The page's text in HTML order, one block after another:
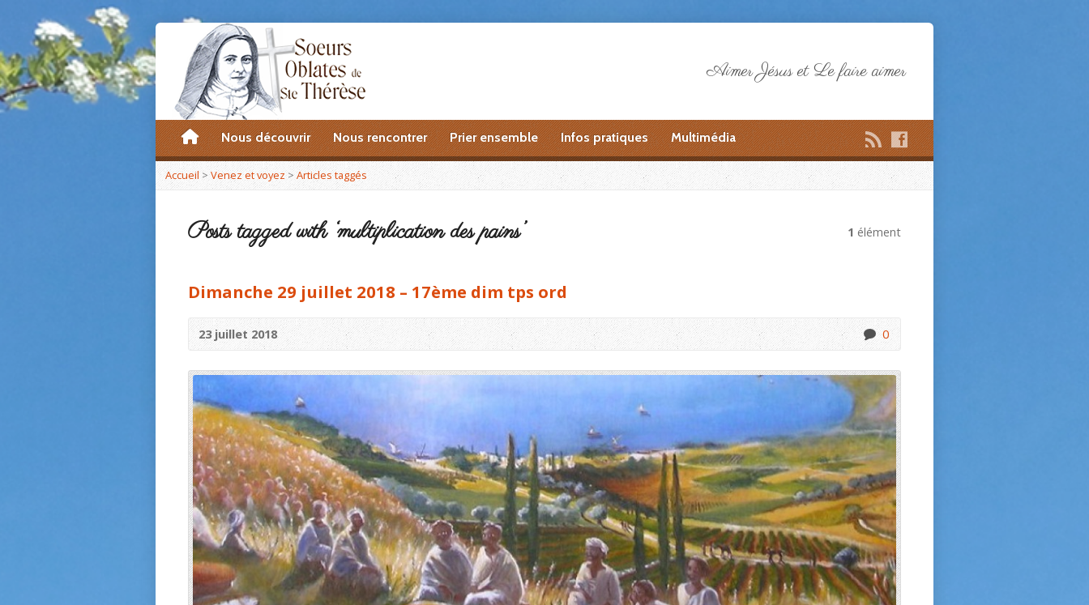
Aimer Jésus et Le faire aimer
accueilNous découvrir Nous rencontrer Prier ensemble Infos pratiques Multimédia
Accueil>Venez et voyez > Articles taggés
Posts tagged with ‘multiplication des pains’ 1 élément
Dimanche 29 juillet 2018 – 17ème dim tps ord
23 juillet 2018 0